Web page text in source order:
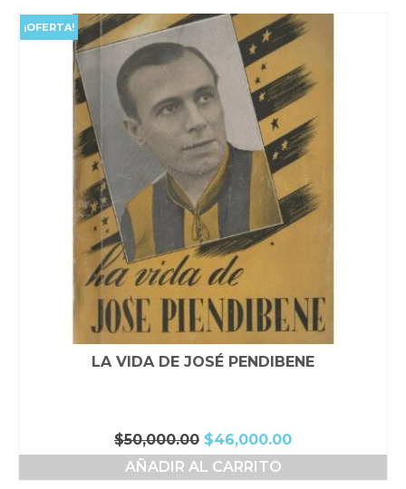
Tienda
¡OFERTA!
LA VIDA DE JOSÉ PENDIBENE
$50,000.00 El
precio
original
$46,000.00El
precio
AÑADIR AL CARRITO